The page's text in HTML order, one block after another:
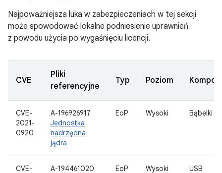
Najpoważniejsza luka w zabezpieczeniach w tej sekcji
może spowodować lokalne podniesienie uprawnień
z powodu użycia po wygaśnięciu licencji.
CVE
Pliki
referencyjne
Typ Poziom
CVE-
2021-
0920
A-196926917
Jednostka
nadrzędna
jądra
EoP Wysoki Bąbelki
CVE- A-194461020 EoP Wysoki USB